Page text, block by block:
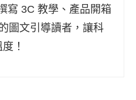
寫 3C 教學、產品開箱
圖文引導讀者，讓科
！